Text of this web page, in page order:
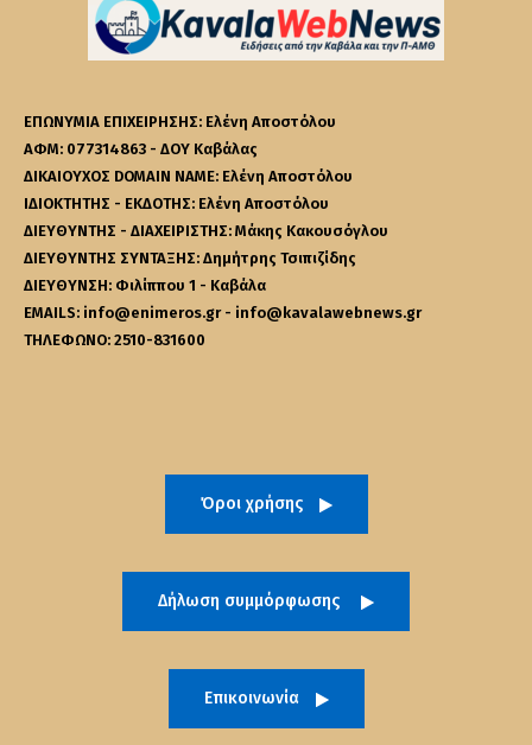
ΕΠΩΝΥΜΙΑ ΕΠΙΧΕΙΡΗΣΗΣ: Ελένη Αποστόλου
ΑΦΜ: 077314863 - ΔΟΥ Καβάλας
ΔΙΚΑΙΟΥΧΟΣ DOMAIN NAME: Ελένη Αποστόλου
ΙΔΙΟΚΤΗΤΗΣ - ΕΚΔΟΤΗΣ: Ελένη Αποστόλου
ΔΙΕΥΘΥΝΤΗΣ - ΔΙΑΧΕΙΡΙΣΤΗΣ: Μάκης Κακουσόγλου
ΔΙΕΥΘΥΝΤΗΣ ΣΥΝΤΑΞΗΣ: Δημήτρης Τσιπιζίδης
ΔΙΕΥΘΥΝΣΗ: Φιλίππου 1 - Καβάλα
EMAILS: info@enimeros.gr - info@kavalawebnews.gr
ΤΗΛΕΦΩΝΟ: 2510-831600
Όροι χρήσης
Δήλωση συμμόρφωσης
Επικοινωνία